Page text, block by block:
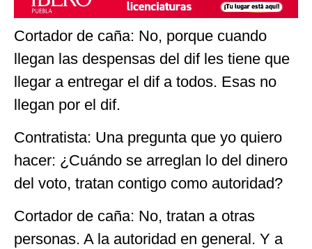
Cortador de caña: No, porque cuando
llegan las despensas del dif les tiene que
llegar a entregar el dif a todos. Esas no
llegan por el dif.
Contratista: Una pregunta que yo quiero
hacer: ¿Cuándo se arreglan lo del dinero
del voto, tratan contigo como autoridad?
Cortador de caña: No, tratan a otras
personas. A la autoridad en general. Y a